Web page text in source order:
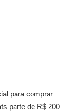
para comprar
parte de R$ 200